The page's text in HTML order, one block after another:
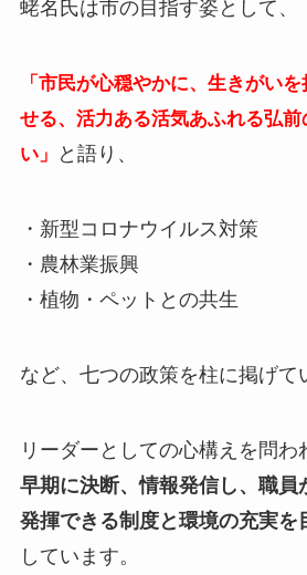
蛯名氏は市の目指す姿として、
「市民が心穏やかに、生きがい
せる、活力ある活気あふれる弘
い」
と語り、
・新型コロナウイルス対策
・農林業振興
・植物・ペットとの共生
など、七つの政策を柱に掲げて
リーダーとしての心構えを問わ
早期に決断、情報発信し、職員
発揮できる制度と環境の充実を
しています。